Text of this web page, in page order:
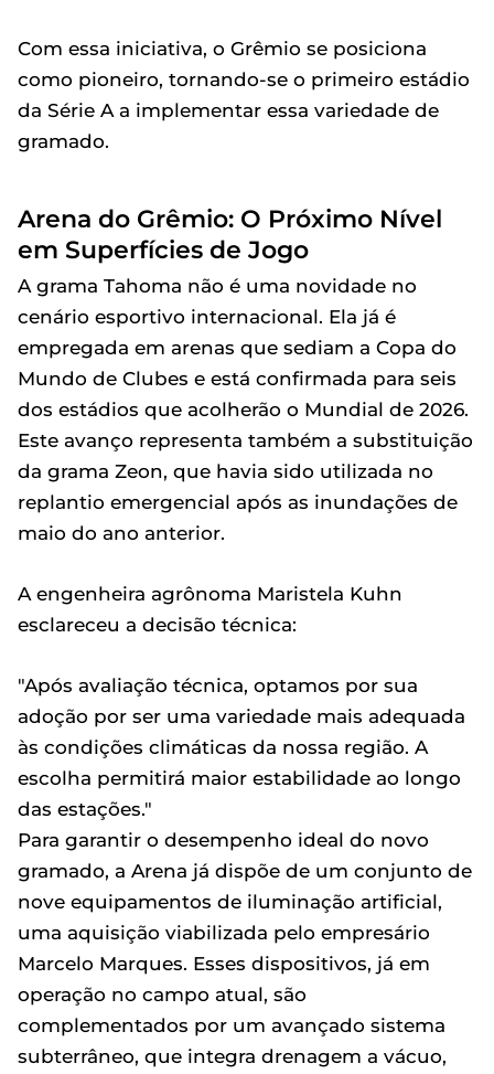
Com essa iniciativa, o Grêmio se posiciona
como pioneiro, tornando-se o primeiro estádio
da Série A a implementar essa variedade de
gramado.
Arena do Grêmio: O Próximo Nível
em Superfícies de Jogo
A grama Tahoma não é uma novidade no
cenário esportivo internacional. Ela já é
empregada em arenas que sediam a Copa do
Mundo de Clubes e está confirmada para seis
dos estádios que acolherão o Mundial de 2026.
Este avanço representa também a substituição
da grama Zeon, que havia sido utilizada no
replantio emergencial após as inundações de
maio do ano anterior.
A engenheira agrônoma Maristela Kuhn
esclareceu a decisão técnica:
"Após avaliação técnica, optamos por sua
adoção por ser uma variedade mais adequada
às condições climáticas da nossa região. A
escolha permitirá maior estabilidade ao longo
das estações."
Para garantir o desempenho ideal do novo
gramado, a Arena já dispõe de um conjunto de
nove equipamentos de iluminação artificial,
uma aquisição viabilizada pelo empresário
Marcelo Marques. Esses dispositivos, já em
operação no campo atual, são
complementados por um avançado sistema
subterrâneo, que integra drenagem a vácuo,